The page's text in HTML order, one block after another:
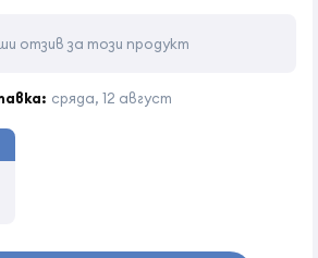
отзив за този продукт
сряда, 12 август